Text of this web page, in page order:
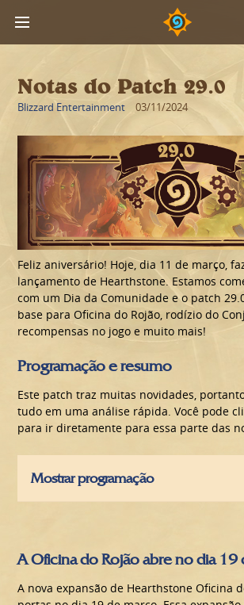
Notas do Patch 29.0
Blizzard Entertainment 03/11/2024
Feliz aniversário! Hoje, dia 11 de março,
lançamento de Hearthstone. Estamos
com um Dia da Comunidade e o patch
base para Oficina do Rojão, rodízio do
recompensas no jogo e muito mais!
Programação e resumo
Este patch traz muitas novidades,
tudo em uma análise rápida. Você pode
para ir diretamente para essa parte das
Mostrar programação
A Oficina do Rojão abre no dia 19
A nova expansão de Hearthstone Oficina